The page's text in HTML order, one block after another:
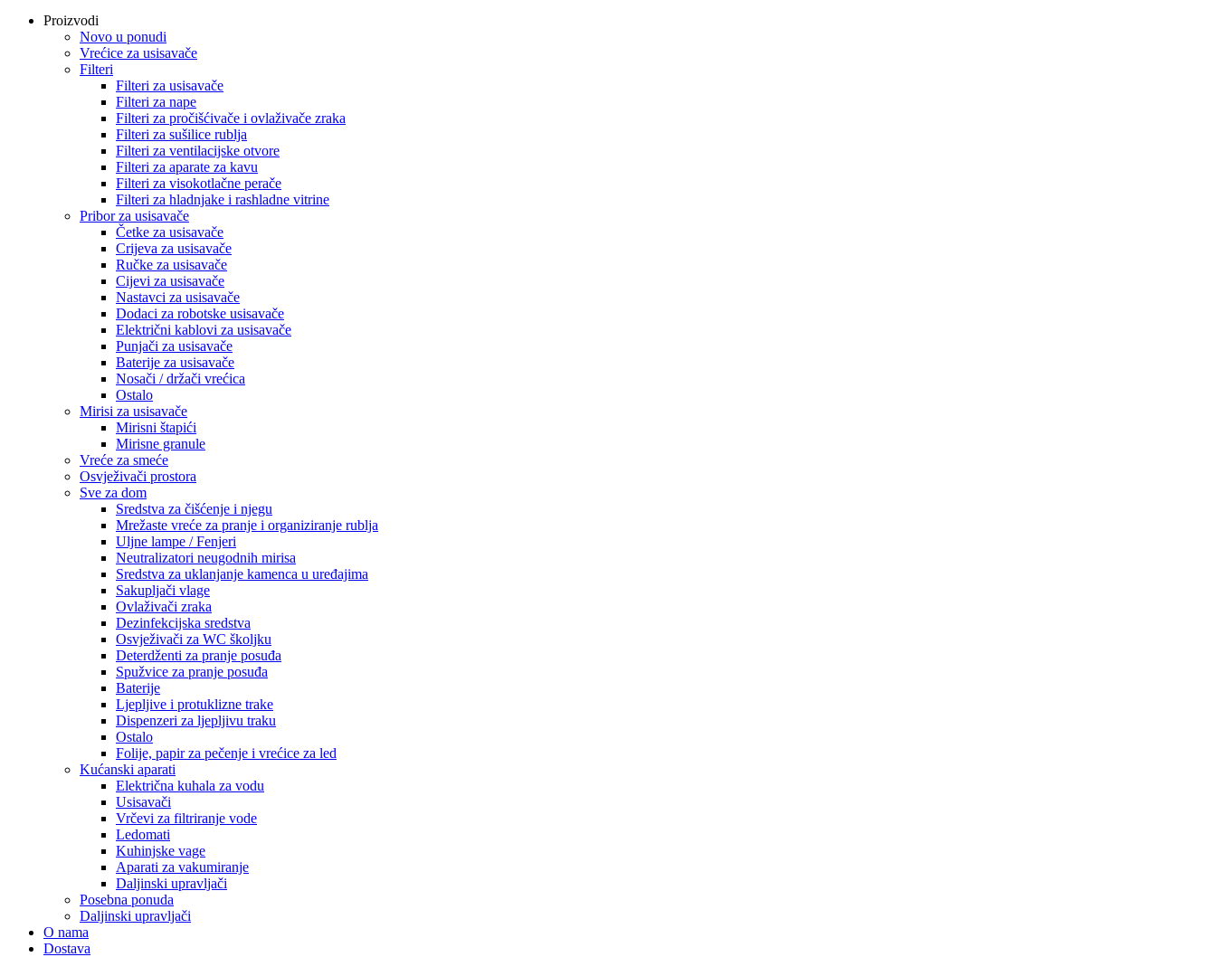
Proizvodi
Novo u ponudi
Vrećice za usisavače
Filteri
Filteri za usisavače
Filteri za nape
Filteri za pročišćivače i ovlaživače zraka
Filteri za sušilice rublja
Filteri za ventilacijske otvore
Filteri za aparate za kavu
Filteri za visokotlačne perače
Filteri za hladnjake i rashladne vitrine
Pribor za usisavače
Četke za usisavače
Crijeva za usisavače
Ručke za usisavače
Cijevi za usisavače
Nastavci za usisavače
Dodaci za robotske usisavače
Električni kablovi za usisavače
Punjači za usisavače
Baterije za usisavače
Nosači / držači vrećica
Ostalo
Mirisi za usisavače
Mirisni štapići
Mirisne granule
Vreće za smeće
Osvježivači prostora
Sve za dom
Sredstva za čišćenje i njegu
Mrežaste vreće za pranje i organiziranje rublja
Uljne lampe / Fenjeri
Neutralizatori neugodnih mirisa
Sredstva za uklanjanje kamenca u uređajima
Sakupljači vlage
Ovlaživači zraka
Dezinfekcijska sredstva
Osvježivači za WC školjku
Deterdženti za pranje posuđa
Spužvice za pranje posuđa
Baterije
Ljepljive i protuklizne trake
Dispenzeri za ljepljivu traku
Ostalo
Folije, papir za pečenje i vrećice za led
Kućanski aparati
Električna kuhala za vodu
Usisavači
Vrčevi za filtriranje vode
Ledomati
Kuhinjske vage
Aparati za vakumiranje
Daljinski upravljači
Posebna ponuda
Daljinski upravljači
O nama
Dostava